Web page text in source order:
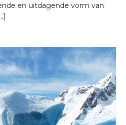
en uitdagende vorm van